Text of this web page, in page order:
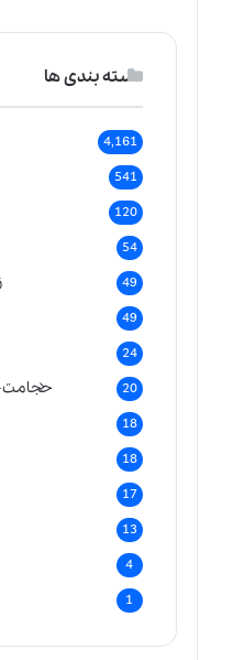
دسته بندی ها
4,161
541
120
54
49
49
24
20
18
18
17
13
4
1